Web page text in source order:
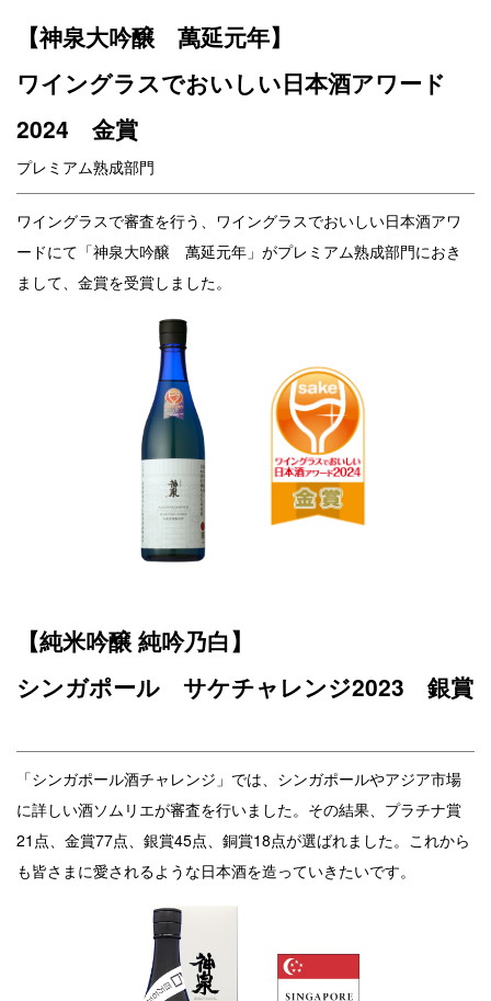
【神泉大吟醸 萬延元年】
ワイングラスでおいしい日本酒アワード
2024 金賞
プレミアム熟成部門
ワイングラスで審査を行う、ワイングラスでおいしい日本酒アワ
ードにて「神泉大吟醸 萬延元年」がプレミアム熟成部門におき
まして、金賞を受賞しました。
【純米吟醸 純吟乃白】
シンガポール サケチャレンジ2023 銀賞
「シンガポール酒チャレンジ」では、シンガポールやアジア市場
に詳しい酒ソムリエが審査を行いました。その結果、プラチナ賞
21点、金賞77点、銀賞45点、銅賞18点が選ばれました。これから
も皆さまに愛されるような日本酒を造っていきたいです。